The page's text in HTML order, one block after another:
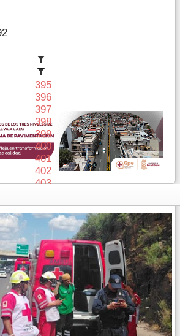
395
396
397
398
399
400
401
402
403